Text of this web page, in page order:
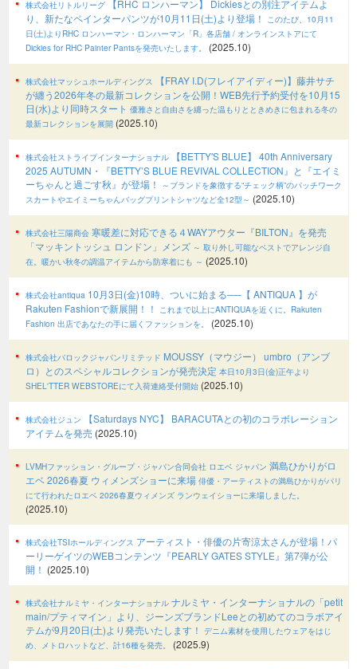
株式会社リトルリーグ 【RHC ロンハーマン】 Dickiesとの別注アイテムよ
り、新たなペインターパンツが10月11日(土)より登場！
このたび、10月11
日(土)よりRHC ロンハーマン・ロンハーマン「R」各店舗 / オンラインストアにて
Dickies for RHC Painter Pantsを発売いたします。
(2025.10)
株式会社マッシュホールディングス
【FRAY I.D(フレイアイディー)】藤井サチ
が纏う2026年冬の最新コレクションを公開！WEB先行予約受付を10月15
日(水)より同時スタート 優雅さと自由さを纏った温もりとときめきに包まれる冬の
最新コレクションを展開 (2025.10)
株式会社ストライプインターナショナル 【BETTY'S BLUE】 40th Anniversary
2025 AUTUMN・『BETTY’S BLUE REVIVAL COLLECTION』と『エイミ
ーちゃんと過ごす秋』が登場！
～ブランドを象徴する“チェック柄”のパッチワーク
スカートやエイミーちゃんバッグプリントシャツなど全12型～ (2025.10)
株式会社三陽商会 寒暖差に対応できる４WAYアウター『BILTON』を発売
「マッキントッシュ ロンドン」メンズ ～ 取り外し可能なベストでアレンジ自
在。暖かい秋冬の調温アイテムから防寒着にも ～ (2025.10)
株式会社antiqua 10月3日(金)10時、ついに始まる──【 ANTIQUA 】が
Rakuten Fashionで新展開！！
これまで以上にANTIQUAを近くに。Rakuten
Fashion 出店であなたの手に届くファッションを。
(2025.10)
株式会社バロックジャパンリミテッド MOUSSY（マウジー） umbro（アンブ
ロ）とのスペシャルコレクションが発売決定 本日10月3日(金)正午より
SHEL'TTER WEBSTOREにて入荷連絡受付開始 (2025.10)
株式会社ジュン
【Saturdays NYC】 BARACUTAとの初のコラボレーション
アイテムを発売 (2025.10)
LVMHファッション・グループ・ジャパン合同会社 ロエベ ジャパン 満島ひかりがロ
エベ 2026春夏 ウィメンズショーに来場 俳優・アーティストの満島ひかりがパリ
にて行われたロエベ 2026春夏ウィメンズ ランウェイショーに来場しました。
(2025.10)
株式会社TSIホールディングス アーティスト・俳優の片寄涼太さんが登場！パ
ーリーゲイツのWEBコンテンツ『PEARLY GATES STYLE』第7弾が公
開！ (2025.10)
株式会社ナルミヤ・インターナショナル ナルミヤ・インターナショナルの「petit
main/プティマイン」より、ジーンズブランドLeeとの初めてのコラボアイ
テムが9月20日(土)より発売いたします！ デニム素材を使用したウェアをはじ
め、メトロハットなど、計16種を発売。
(2025.9)